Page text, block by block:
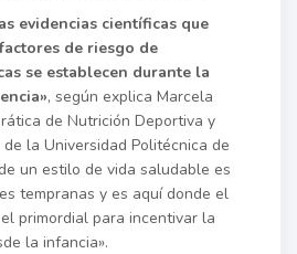
evidencias científicas que
de riesgo de
se establecen durante la
, según explica Marcela
de Nutrición Deportiva y
la Universidad Politécnica de
un estilo de vida saludable es
tempranas y es aquí donde el
primordial para incentivar la
la infancia».